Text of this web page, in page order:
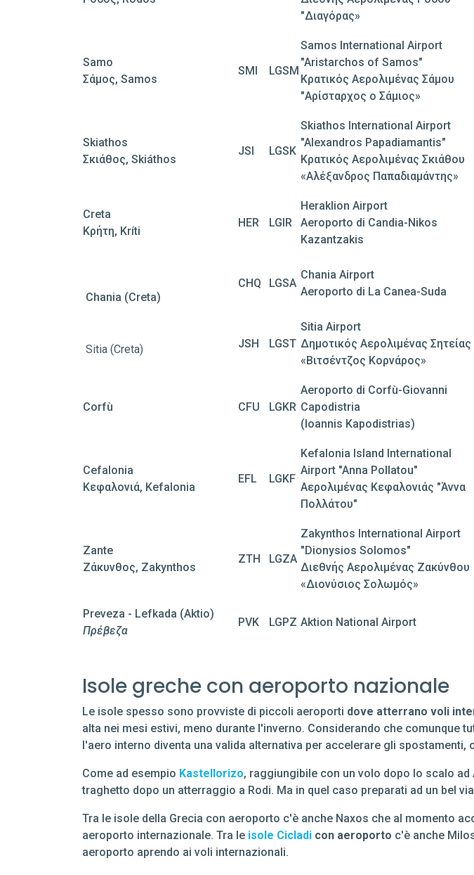
"Διαγόρας»
Samo
Σάμος, Samos
SMI LGSM
Samos International Airport
"Aristarchos of Samos"
Κρατικός Αερολιμένας Σάμου
"Αρίσταρχος ο Σάμιος»
Skiathos
Σκιάθος, Skiáthos
JSI LGSK
Skiathos International Airport
"Alexandros Papadiamantis"
Κρατικός Αερολιμένας Σκιάθου
«Αλέξανδρος Παπαδιαμάντης»
Creta
Κρήτη, Kríti
HER LGIR
Heraklion Airport
Aeroporto di Candia-Nikos
Kazantzakis
Chania (Creta)
CHQ LGSA
Chania Airport
Aeroporto di La Canea-Suda
Sitia (Creta) JSH LGST
Sitia Airport
Δημοτικός Αερολιμένας Σητείας
«Βιτσέντζος Κορνάρος»
Corfù CFU LGKR
Aeroporto di Corfù-Giovanni
Capodistria
(Ioannis Kapodistrias)
Cefalonia
Κεφαλονιά, Kefalonia
EFL LGKF
Kefalonia Island International
Airport "Anna Pollatou"
Αερολιμένας Κεφαλονιάς "Άννα
Πολλάτου"
Zante
Ζάκυνθος, Zakynthos
ZTH LGZA
Zakynthos International Airport
"Dionysios Solomos"
Διεθνής Αερολιμένας Ζακύνθου
«Διονύσιος Σολωμός»
Preveza - Lefkada (Aktio)
Πρέβεζα
PVK LGPZ Aktion National Airport
Isole greche con aeroporto nazionale
Le isole spesso sono provviste di piccoli aeroporti dove atterrano voli
alta nei mesi estivi, meno durante l'inverno. Considerando che
l'aero interno diventa una valida alternativa per accelerare gli
Come ad esempio Kastellorizo, raggiungibile con un volo dopo lo scalo
traghetto dopo un atterraggio a Rodi. Ma in quel caso preparati ad un bel
Tra le isole della Grecia con aeroporto c'è anche Naxos che al momento
aeroporto internazionale. Tra le isole Cicladi con aeroporto c'è anche
aeroporto aprendo ai voli internazionali.